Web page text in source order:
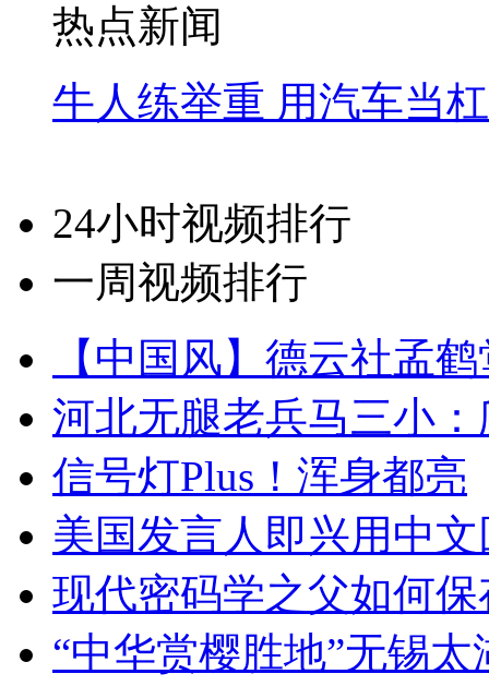
热点新闻
牛人练举重 用汽车当
24小时视频排行
一周视频排行
【中国风】德云社孟
河北无腿老兵马三小
信号灯Plus！浑身都亮
美国发言人即兴用中
现代密码学之父如何
“中华赏樱胜地”无锡